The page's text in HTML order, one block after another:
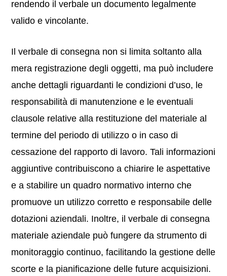
rendendo il verbale un documento legalmente
valido e vincolante.
Il verbale di consegna non si limita soltanto alla
mera registrazione degli oggetti, ma può includere
anche dettagli riguardanti le condizioni d’uso, le
responsabilità di manutenzione e le eventuali
clausole relative alla restituzione del materiale al
termine del periodo di utilizzo o in caso di
cessazione del rapporto di lavoro. Tali informazioni
aggiuntive contribuiscono a chiarire le aspettative
e a stabilire un quadro normativo interno che
promuove un utilizzo corretto e responsabile delle
dotazioni aziendali. Inoltre, il verbale di consegna
materiale aziendale può fungere da strumento di
monitoraggio continuo, facilitando la gestione delle
scorte e la pianificazione delle future acquisizioni.